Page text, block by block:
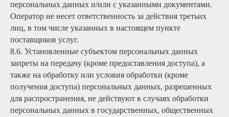
персональных данных и/или с указанными документами.
Оператор не несет ответственность за действия третьих
лиц, в том числе указанных в настоящем пункте
поставщиков услуг.
8.6. Установленные субъектом персональных данных
запреты на передачу (кроме предоставления доступа), а
также на обработку или условия обработки (кроме
получения доступа) персональных данных, разрешенных
для распространения, не действуют в случаях обработки
персональных данных в государственных, общественных